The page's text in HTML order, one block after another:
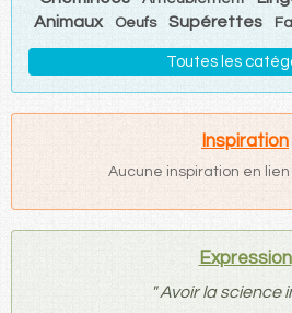
Animaux Oeufs Supérettes
Toutes les
Inspiration
Aucune inspiration en
Expression
" Avoir la science